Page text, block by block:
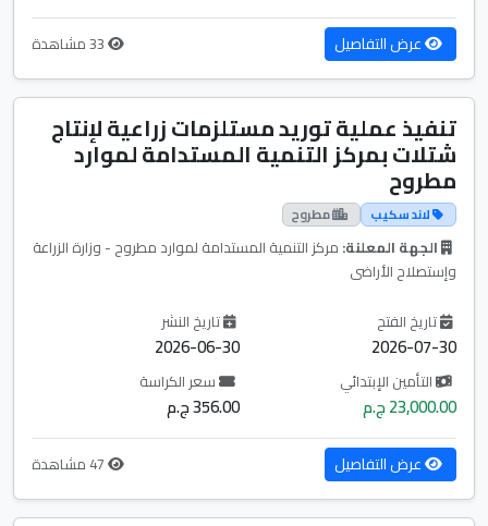
عرض التفاصيل
تنفيذ عملية توريد مستلزمات زراعية لإنتاج
شتلات بمركز التنمية المستدامة لموارد
مطروح
لاند سكيب مطروح
الجهة المعلنة: مركز التنمية المستدامة لموارد مطروح - وزارة الزراعة
وإستصلاح الأراضى
تاريخ الفتح
2026-07-30
تاريخ النشر
2026-06-30
التأمين الإبتدائي
23,000.00 ج.م
سعر الكراسة
356.00 ج.م
عرض التفاصيل